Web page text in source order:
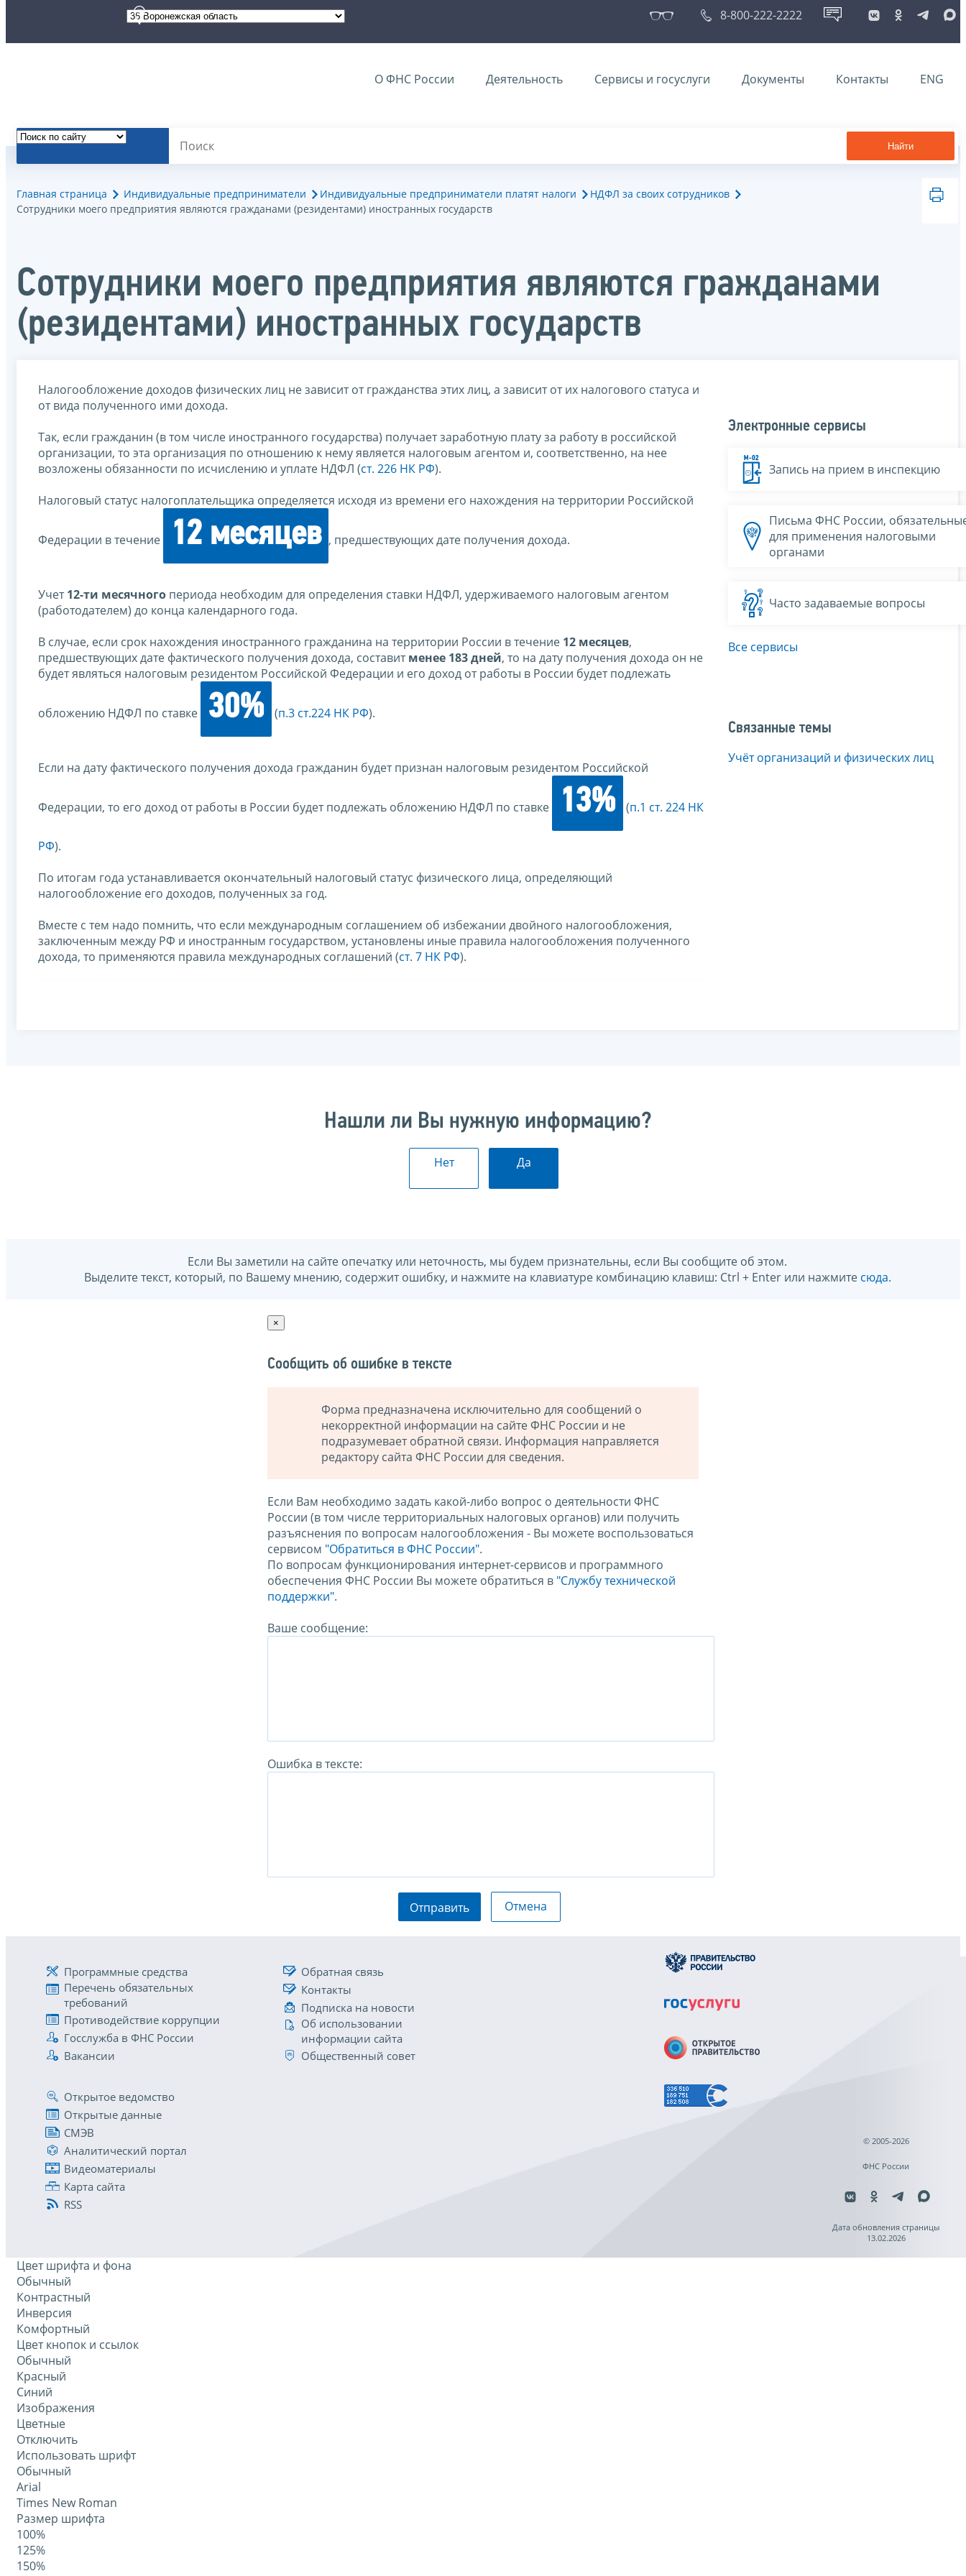
8-800-222-2222
О ФНС России Деятельность Сервисы и госуслуги Документы Контакты ENG
Найти
Главная страница Индивидуальные предприниматели Индивидуальные предприниматели платят налоги
НДФЛ за своих сотрудников
Сотрудники моего предприятия являются гражданами (резидентами) иностранных государств
Сотрудники моего предприятия являются гражданами
(резидентами) иностранных государств
Налогообложение доходов физических лиц не зависит от гражданства этих лиц, а зависит от их налогового статуса и
от вида полученного ими дохода.
Так, если гражданин (в том числе иностранного государства) получает заработную плату за работу в российской
организации, то эта организация по отношению к нему является налоговым агентом и, соответственно, на нее
возложены обязанности по исчислению и уплате НДФЛ (ст. 226 НК РФ).
Налоговый статус налогоплательщика определяется исходя из времени его нахождения на территории Российской
Федерации в течение 12 месяцев , предшествующих дате получения дохода.
Учет12-ти месячного периода необходим для определения ставки НДФЛ, удерживаемого налоговым агентом
(работодателем) до конца календарного года.
В случае, если срок нахождения иностранного гражданина на территории России в течение 12 месяцев,
предшествующих дате фактического получения дохода, составитменее 183 дней, то на дату получения дохода он не
будет являться налоговым резидентом Российской Федерации и его доход от работы в России будет подлежать
обложению НДФЛ по ставке 30% (п.3 ст.224 НК РФ).
Если на дату фактического получения дохода гражданин будет признан налоговым резидентом Российской
Федерации, то его доход от работы в России будет подлежать обложению НДФЛ по ставке 13% (п.1 ст. 224 НК
РФ).
По итогам года устанавливается окончательный налоговый статус физического лица, определяющий
налогообложение его доходов, полученных за год.
Вместе с тем надо помнить, что если международным соглашением об избежании двойного налогообложения,
заключенным между РФ и иностранным государством, установлены иные правила налогообложения полученного
дохода, то применяются правила международных соглашений (ст. 7 НК РФ).
Электронные сервисы
Запись на прием в инспекцию
Письма ФНС России,
для применения налоговыми
органами
Часто задаваемые вопросы
Все сервисы
Связанные темы
Учёт организаций и физических лиц
Нашли ли Вы нужную информацию?
Нет Да
Если Вы заметили на сайте опечатку или неточность, мы будем признательны, если Вы сообщите об этом.
Выделите текст, который, по Вашему мнению, содержит ошибку, и нажмите на клавиатуре комбинацию клавиш: Ctrl + Enter или нажмите сюда.
×
Сообщить об ошибке в тексте
Форма предназначена исключительно для сообщений о
некорректной информации на сайте ФНС России и не
подразумевает обратной связи. Информация направляется
редактору сайта ФНС России для сведения.
Если Вам необходимо задать какой-либо вопрос о деятельности ФНС
России (в том числе территориальных налоговых органов) или получить
разъяснения по вопросам налогообложения - Вы можете воспользоваться
сервисом "Обратиться в ФНС России".
По вопросам функционирования интернет-сервисов и программного
обеспечения ФНС России Вы можете обратиться в "Службу технической
поддержки".
Ваше сообщение:
Ошибка в тексте:
Отправить Отмена
Программные средства
Перечень обязательных
требований
Противодействие коррупции
Госслужба в ФНС России
Вакансии
Обратная связь
Контакты
Подписка на новости
Об использовании
информации сайта
Общественный совет
Открытое ведомство
Открытые данные
СМЭВ
Аналитический портал
Видеоматериалы
Карта сайта
RSS
© 2005-2026
ФНС России
Дата обновления страницы
13.02.2026
Цвет шрифта и фона
Обычный
Контрастный
Инверсия
Комфортный
Цвет кнопок и ссылок
Обычный
Красный
Синий
Изображения
Цветные
Отключить
Использовать шрифт
Обычный
Arial
Times New Roman
Размер шрифта
100%
125%
150%